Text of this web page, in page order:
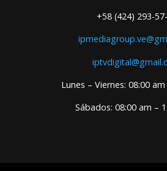
+58 (424) 293-
Lunes – Viernes: 08:00
Sábados: 08:00 am –